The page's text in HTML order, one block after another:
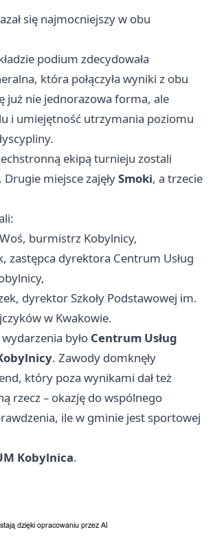
się najmocniejszy w obu
podium zdecydowała
która połączyła wyniki z obu
już nie jednorazowa forma, ale
i umiejętność utrzymania poziomu
ekipą turnieju zostali
. Drugie miejsce zajęłySmoki, a trzecie
burmistrz Kobylnicy,
zastępca dyrektora Centrum Usług
dyrektor Szkoły Podstawowej im.
w Kwakowie.
było Centrum Usług
. Zawody domknęły
który poza wynikami dał też
rzecz – okazję do wspólnego
ile w gminie jest sportowej
Kobylnica.